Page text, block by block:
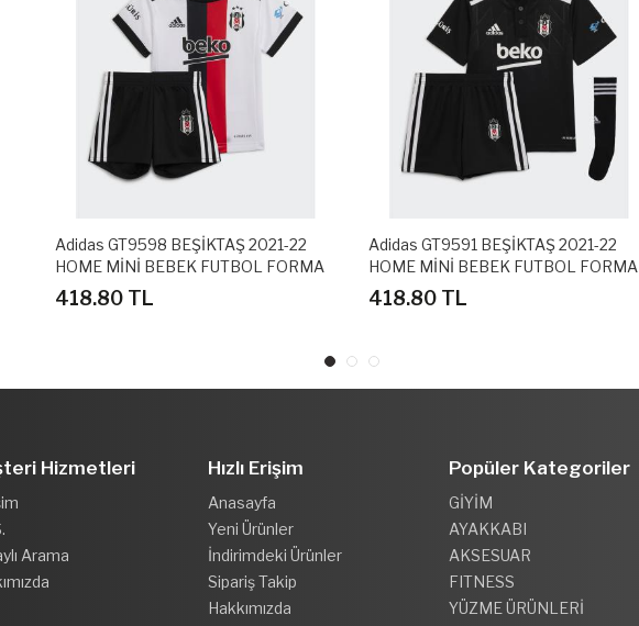
Adidas GT9598 BEŞİKTAŞ 2021-22
HOME MİNİ BEBEK FUTBOL FORMA
SETİ
418.80 TL
Adidas GT9591 BEŞİKTAŞ 2021-22
HOME MİNİ BEBEK FUTBOL FORMA
SETİ
418.80 TL
Hizmetleri
Arama
Hızlı Erişim
Anasayfa
Yeni Ürünler
İndirimdeki Ürünler
Sipariş Takip
Hakkımızda
Popüler Kategoriler
GİYİM
AYAKKABI
AKSESUAR
FITNESS
YÜZME ÜRÜNLERİ